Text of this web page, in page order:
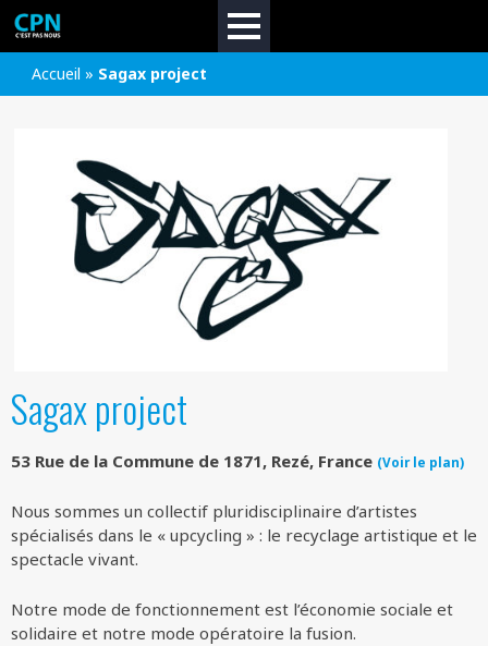
Accueil » Sagax project
Sagax project
53 Rue de la Commune de 1871, Rezé, France (Voir le plan)
Nous sommes un collectif pluridisciplinaire d’artistes
spécialisés dans le « upcycling » : le recyclage artistique et le
spectacle vivant.
Notre mode de fonctionnement est l’économie sociale et
solidaire et notre mode opératoire la fusion.